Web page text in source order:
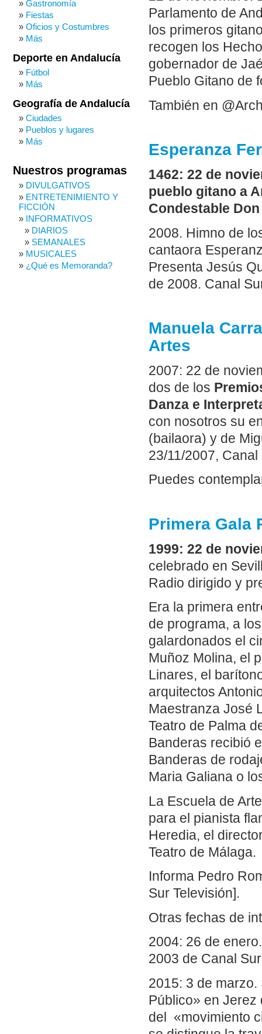
Parlamento de
los primeros
recogen los
gobernador de
Pueblo Gitano de
También en
Esperanza
1462: 22 de
pueblo gitano a
Condestable
2008. Himno de
cantaora
Presenta Jesús
de 2008. Canal
Manuela
Artes
2007: 22 de
dos de los
Danza e
con nosotros su
(bailaora) y de
23/11/2007,
Puedes
Primera Gala
1999: 22 de
celebrado en
Radio dirigido y
Era la primera
de programa, a
galardonados el
Muñoz Molina, el
Linares, el
arquitectos
Maestranza José
Teatro de Palma
Banderas recibió
Banderas de
Maria Galiana o
La Escuela de
para el pianista
Heredia, el
Teatro de Málaga.
Informa Pedro
Sur Televisión].
Otras fechas de
2004: 26 de
2003 de Canal
2015: 3 de
Público» en
del «movimiento
Gastronomía
Fiestas
Oficios y Costumbres
Más
Deporte en Andalucía
Fútbol
Más
Geografía de Andalucía
Ciudades
Pueblos y lugares
Más
Nuestros programas
DIVULGATIVOS
ENTRETENIMIENTO Y
FICCIÓN
INFORMATIVOS
DIARIOS
SEMANALES
MUSICALES
¿Qué es Memoranda?